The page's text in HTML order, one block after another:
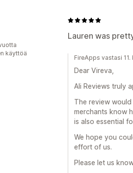
Lauren was
käyttöä
FireApps vastasi
Dear Vireva,
Ali Reviews truly
The review
merchants know
is also essential
We hope you
effort of us.
Please let us